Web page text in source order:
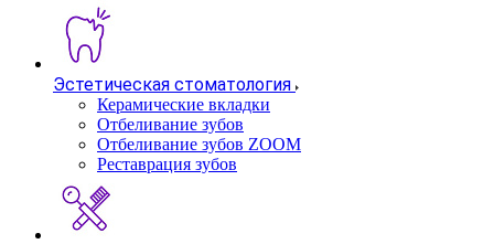
Эстетическая стоматология
Керамические вкладки
Отбеливание зубов
Отбеливание зубов ZOOM
Реставрация зубов